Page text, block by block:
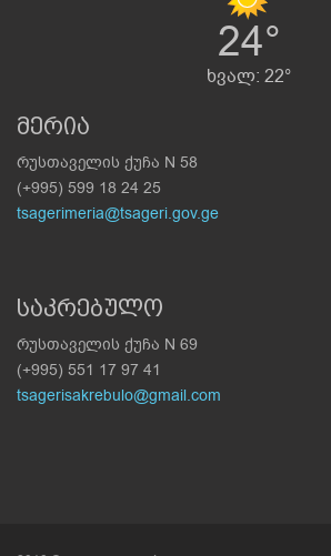
24°
ხვალ: 22°
მერია
რუსთაველის ქუჩა N 58
(+995) 599 18 24 25
tsagerimeria@tsageri.gov.ge
საკრებულო
რუსთაველის ქუჩა N 69
(+995) 551 17 97 41
tsagerisakrebulo@gmail.com